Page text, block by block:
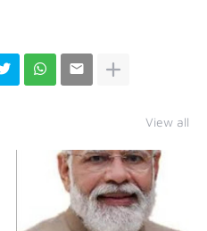
View all